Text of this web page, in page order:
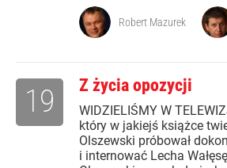
Robert Mazurek
Z życia opozycji
WIDZIELIŚMY W
który w jakiejś książce
Olszewski próbował
i internować Lecha
19